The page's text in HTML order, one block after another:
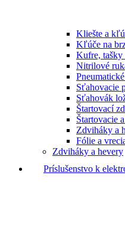
Kliešte a
Kľúče na
Kufre, tašky
Nitrilové
Sťahovacie
Sťahovák
Štartovací
Štartovacie
Zdviháky a
Fólie a
Zdviháky a hevery
Príslušenstvo k